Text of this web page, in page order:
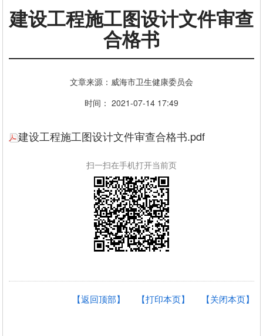
建设工程施工图设计文件审查
合格书
文章来源：威海市卫生健康委员会
时间： 2021-07-14 17:49
建设工程施工图设计文件审查合格书.pdf
扫一扫在手机打开当前页
【关闭本页】
【打印本页】
【返回顶部】